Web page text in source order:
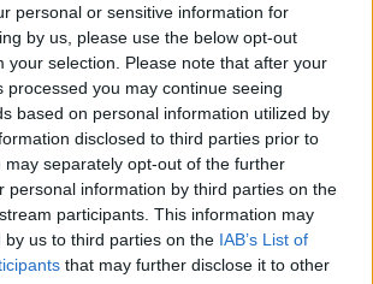
personal or sensitive information for
by us, please use the below opt-out
your selection. Please note that after your
processed you may continue seeing
based on personal information utilized by
disclosed to third parties prior to
may separately opt-out of the further
personal information by third parties on the
participants. This information may
by us to third parties on the IAB’s List of
that may further disclose it to other